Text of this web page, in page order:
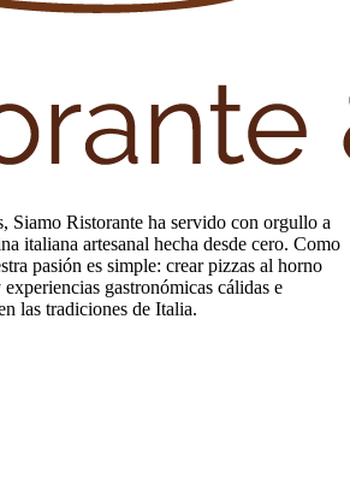
Siamo Ristorante ha servido con orgullo a
italiana artesanal hecha desde cero. Como
pasión es simple: crear pizzas al horno
experiencias gastronómicas cálidas e
las tradiciones de Italia.